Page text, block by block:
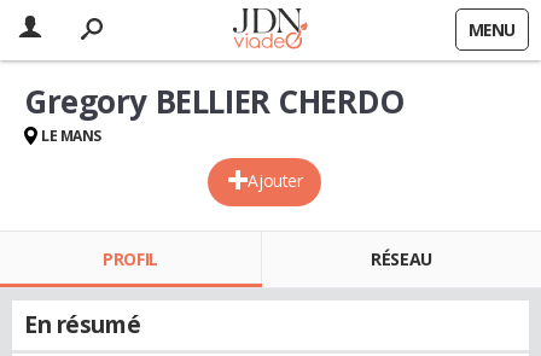
MENU
Ajouter
Gregory BELLIER CHERDO
LE MANS
PROFIL RÉSEAU
En résumé